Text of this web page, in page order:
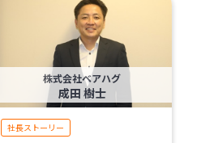
株式会社ベアハグ
成田 樹士
社長ストーリー